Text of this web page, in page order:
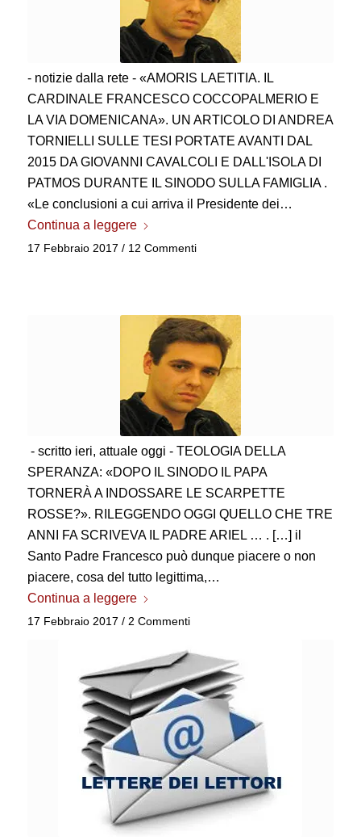
- notizie dalla rete - «AMORIS LAETITIA. IL
CARDINALE FRANCESCO COCCOPALMERIO E
LA VIA DOMENICANA». UN ARTICOLO DI ANDREA
TORNIELLI SULLE TESI PORTATE AVANTI DAL
2015 DA GIOVANNI CAVALCOLI E DALL'ISOLA DI
PATMOS DURANTE IL SINODO SULLA FAMIGLIA .
«Le conclusioni a cui arriva il Presidente dei…
Continua a leggere
17 Febbraio 2017 / 12 Commenti
- scritto ieri, attuale oggi - TEOLOGIA DELLA
SPERANZA: «DOPO IL SINODO IL PAPA
TORNERÀ A INDOSSARE LE SCARPETTE
ROSSE?». RILEGGENDO OGGI QUELLO CHE TRE
ANNI FA SCRIVEVA IL PADRE ARIEL … . […] il
Santo Padre Francesco può dunque piacere o non
piacere, cosa del tutto legittima,…
Continua a leggere
17 Febbraio 2017 / 2 Commenti